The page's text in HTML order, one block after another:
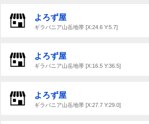
よろず屋
ギラバニア山岳地帯 [X:24.6 Y:5.7]
よろず屋
ギラバニア山岳地帯 [X:16.5 Y:36.5]
よろず屋
ギラバニア山岳地帯 [X:27.7 Y:29.0]